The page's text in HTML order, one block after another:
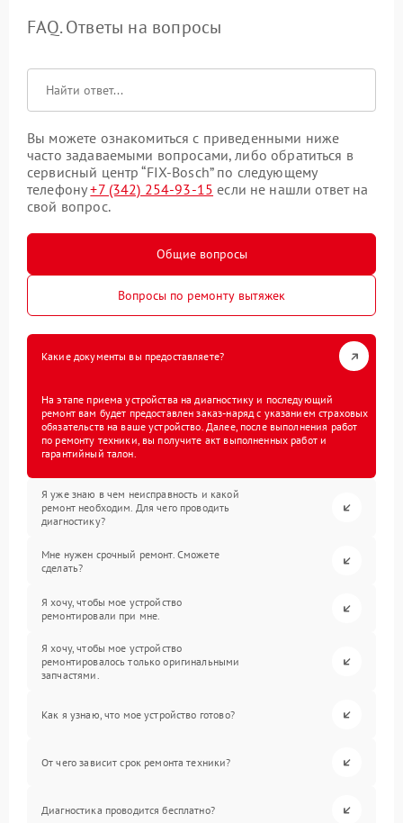
FAQ. Ответы на вопросы
Вы можете ознакомиться с приведенными ниже
часто задаваемыми вопросами, либо обратиться в
сервисный центр “FIX-Bosch” по следующему
телефону+7 (342) 254-93-15 если не нашли ответ на
свой вопрос.
Общие вопросы
Вопросы по ремонту вытяжек
Какие документы вы предоставляете?
На этапе приема устройства на диагностику и последующий
ремонт вам будет предоставлен заказ-наряд с указанием страховых
обязательств на ваше устройство. Далее, после выполнения работ
по ремонту техники, вы получите акт выполненных работ и
гарантийный талон.
Я уже знаю в чем неисправность и какой
ремонт необходим. Для чего проводить
диагностику?
Мне нужен срочный ремонт. Сможете
сделать?
Я хочу, чтобы мое устройство
ремонтировали при мне.
Я хочу, чтобы мое устройство
ремонтировалось только оригинальными
запчастями.
Как я узнаю, что мое устройство готово?
От чего зависит срок ремонта техники?
Диагностика проводится бесплатно?